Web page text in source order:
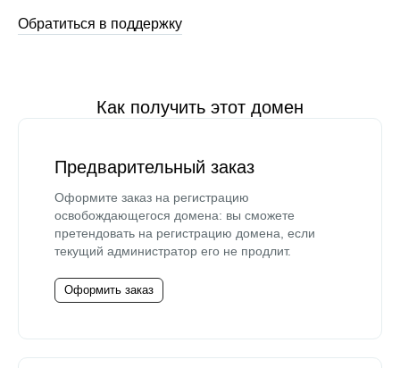
Обратиться в поддержку
Как получить этот домен
Предварительный заказ
Оформите заказ на регистрацию
освобождающегося домена: вы сможете
претендовать на регистрацию домена, если
текущий администратор его не продлит.
Оформить заказ